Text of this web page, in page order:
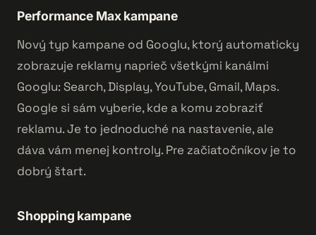
Performance Max kampane
Nový typ kampane od Googlu, ktorý automaticky
zobrazuje reklamy naprieč všetkými kanálmi
Googlu: Search, Display, YouTube, Gmail, Maps.
Google si sám vyberie, kde a komu zobraziť
reklamu. Je to jednoduché na nastavenie, ale
dáva vám menej kontroly. Pre začiatočníkov je to
dobrý štart.
Shopping kampane